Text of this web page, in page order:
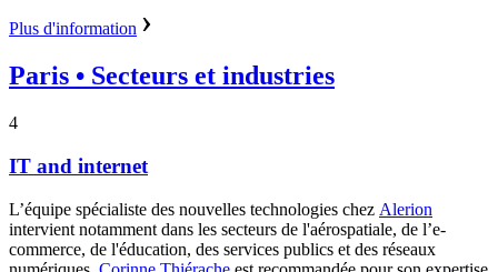
Plus d'information
Paris • Secteurs et industries
4
IT and internet
L’équipe spécialiste des nouvelles technologies chez Alerion
intervient notamment dans les secteurs de l'aérospatiale, de l’e-
commerce, de l'éducation, des services publics et des réseaux